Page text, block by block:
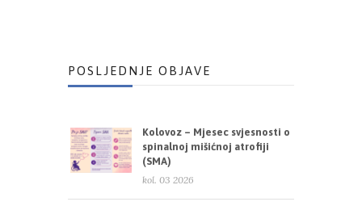
POSLJEDNJE OBJAVE
Kolovoz – Mjesec svjesnosti o
spinalnoj mišićnoj atrofiji
(SMA)
kol. 03 2026